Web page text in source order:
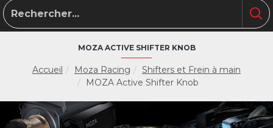
Accueil Moza Racing
Shifters et Frein à main
MOZA Active Shifter Knob
MOZA ACTIVE SHIFTER KNOB